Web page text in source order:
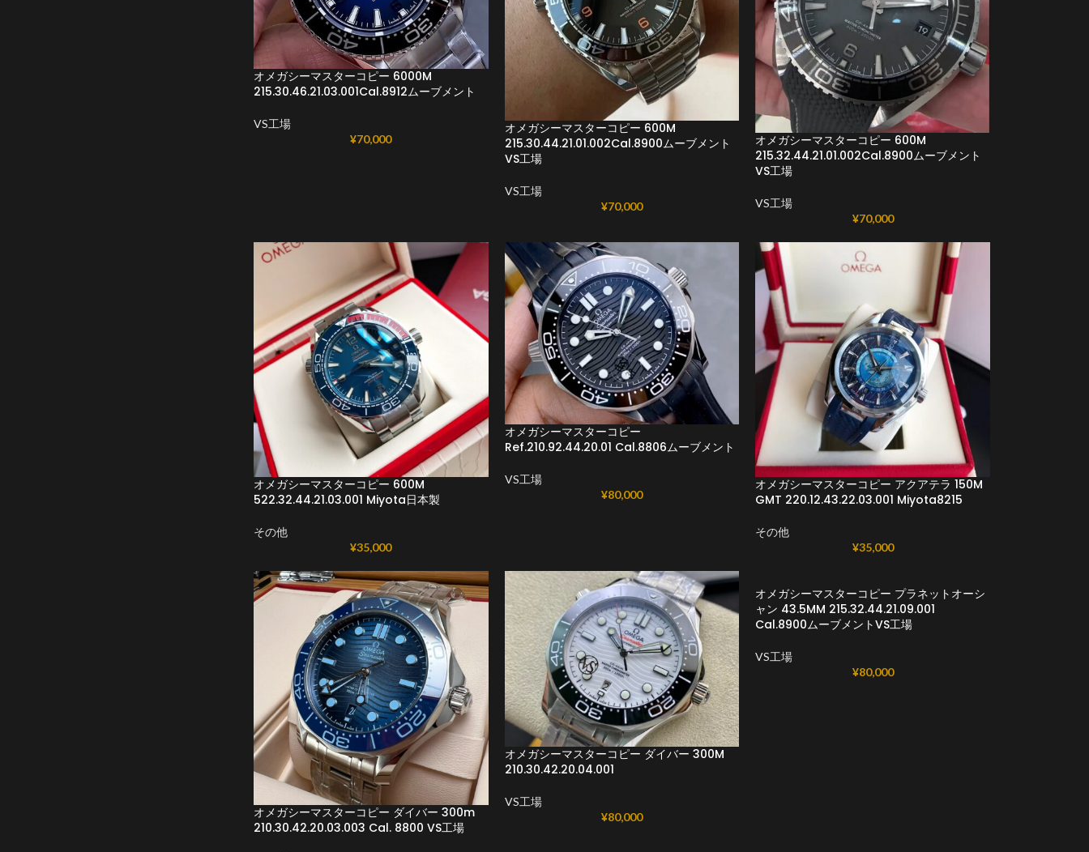
オメガシーマスターコピー 6000M
215.30.46.21.03.001Cal.8912ムーブメント
VS工場
¥70,000
オメガシーマスターコピー 600M
215.30.44.21.01.002Cal.8900ムーブメント
VS工場
VS工場
¥70,000
オメガシーマスターコピー 600M
215.32.44.21.01.002Cal.8900ムーブメント
VS工場
VS工場
¥70,000
オメガシーマスターコピー 600M
522.32.44.21.03.001 Miyota日本製
その他
¥35,000
オメガシーマスターコピー
Ref.210.92.44.20.01 Cal.8806ムーブメント
VS工場
¥80,000
オメガシーマスターコピー アクアテラ 150M
GMT 220.12.43.22.03.001 Miyota8215
その他
¥35,000
オメガシーマスターコピー ダイバー 300m
210.30.42.20.03.003 Cal. 8800 VS工場
オメガシーマスターコピー ダイバー 300M
210.30.42.20.04.001
VS工場
¥80,000
オメガシーマスターコピー プラネットオーシ
ャン 43.5MM 215.32.44.21.09.001
Cal.8900ムーブメントVS工場
VS工場
¥80,000